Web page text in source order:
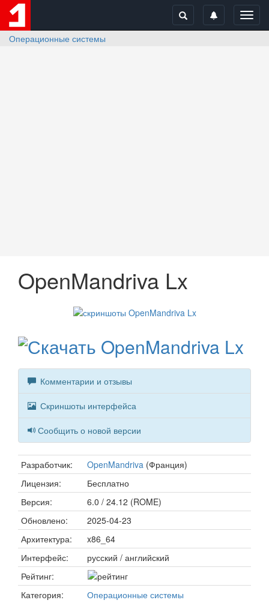
Операционные системы
OpenMandriva Lx
Комментарии и отзывы
Скриншоты интерфейса
Сообщить о новой версии
Разработчик: OpenMandriva (Франция)
Лицензия:
Бесплатно
Версия:
6.0 / 24.12 (ROME)
Обновлено:
2025-04-23
Архитектура:
x86_64
Интерфейс:
русский / английский
Рейтинг:
Категория:
Операционные системы